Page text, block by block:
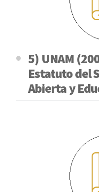
5) UNAM
Estatuto del
Abierta y